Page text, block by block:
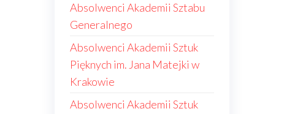
Absolwenci Akademii Sztabu
Generalnego
Absolwenci Akademii Sztuk
Pięknych im. Jana Matejki w
Krakowie
Absolwenci Akademii Sztuk